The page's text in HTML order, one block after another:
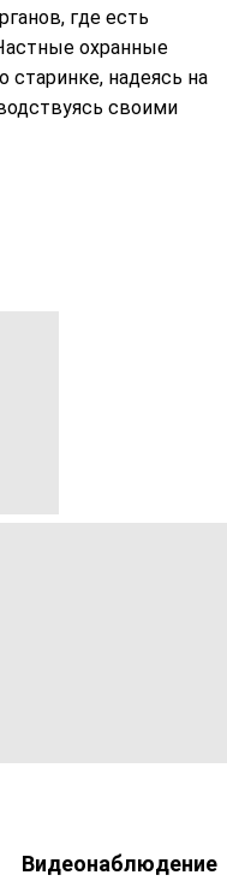
где есть
охранные
старинке, надеясь на
своими
Видеонаблюдение